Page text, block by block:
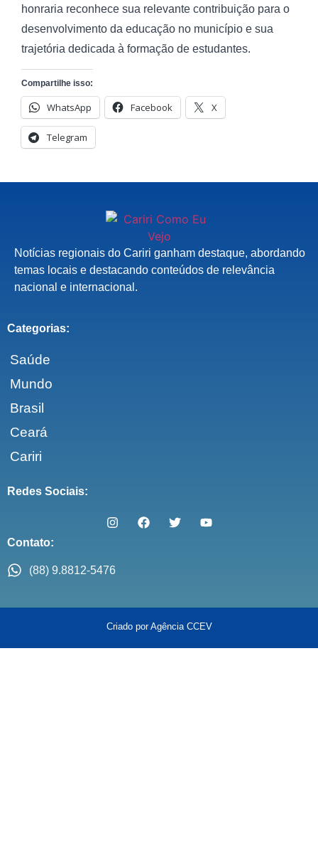
honraria reconhece sua relevante contribuição para o
desenvolvimento da educação no município e sua
trajetória dedicada à formação de estudantes.
Compartilhe isso:
WhatsApp Facebook X
Telegram
Notícias regionais do Cariri ganham destaque, abordando
temas locais e destacando conteúdos de relevância
nacional e internacional.
Categorias:
Saúde
Mundo
Brasil
Ceará
Cariri
Redes Sociais:
Contato:
(88) 9.8812-5476
Criado por Agência CCEV